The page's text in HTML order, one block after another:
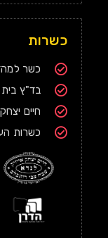
כשרות
כשר
בד"ץ בית
חיים
כשרות